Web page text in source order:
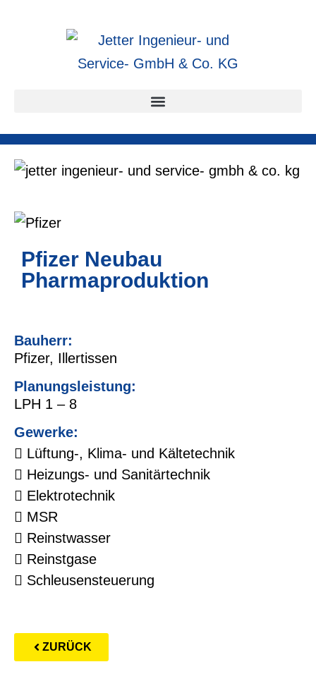
Pfizer Neubau
Pharmaproduktion
Bauherr:
Pfizer, Illertissen
Planungsleistung:
LPH 1 – 8
Gewerke:
Lüftung-, Klima- und Kältetechnik
Heizungs- und Sanitärtechnik
Elektrotechnik
MSR
Reinstwasser
Reinstgase
Schleusensteuerung
ZURÜCK